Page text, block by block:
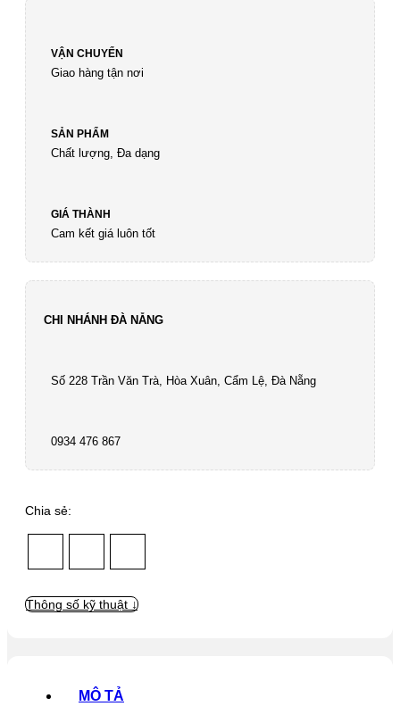
VẬN CHUYỂN
Giao hàng tận nơi
SẢN PHẨM
Chất lượng, Đa dạng
GIÁ THÀNH
Cam kết giá luôn tốt
CHI NHÁNH ĐÀ NẴNG
Số 228 Trần Văn Trà, Hòa Xuân, Cẩm Lệ, Đà Nẵng
0934 476 867
Chia sẻ:
Thông số kỹ thuật ↓
MÔ TẢ